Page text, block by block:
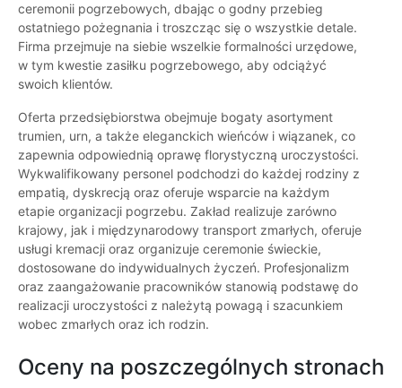
ceremonii pogrzebowych, dbając o godny przebieg
ostatniego pożegnania i troszcząc się o wszystkie detale.
Firma przejmuje na siebie wszelkie formalności urzędowe,
w tym kwestie zasiłku pogrzebowego, aby odciążyć
swoich klientów.
Oferta przedsiębiorstwa obejmuje bogaty asortyment
trumien, urn, a także eleganckich wieńców i wiązanek, co
zapewnia odpowiednią oprawę florystyczną uroczystości.
Wykwalifikowany personel podchodzi do każdej rodziny z
empatią, dyskrecją oraz oferuje wsparcie na każdym
etapie organizacji pogrzebu. Zakład realizuje zarówno
krajowy, jak i międzynarodowy transport zmarłych, oferuje
usługi kremacji oraz organizuje ceremonie świeckie,
dostosowane do indywidualnych życzeń. Profesjonalizm
oraz zaangażowanie pracowników stanowią podstawę do
realizacji uroczystości z należytą powagą i szacunkiem
wobec zmarłych oraz ich rodzin.
Oceny na poszczególnych stronach